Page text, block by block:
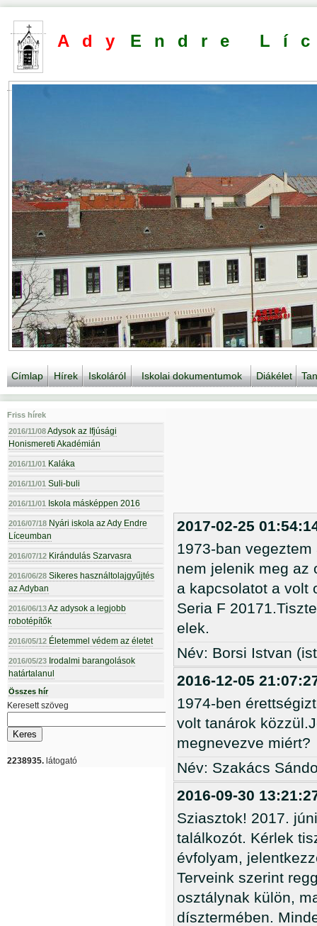
Ady Endre
Címlap Hírek Iskoláról Iskolai dokumentumok Diákélet
Friss hírek
2016/11/08Adysok az Ifjúsági
Honismereti Akadémián
2016/11/01 Kaláka
2016/11/01 Suli-buli
2016/11/01 Iskola másképpen 2016
2016/07/18 Nyári iskola az Ady Endre
Líceumban
2016/07/12 Kirándulás Szarvasra
2016/06/28 Sikeres használtolajgyűjtés
az Adyban
2016/06/13Az adysok a legjobb
robotépítők
2016/05/12 Életemmel védem az életet
2016/05/23 Irodalmi barangolások
határtalanul
Összes hír
Keresett szöveg
2238935. látogató
2017-02-25
1973-ban
nem jelenik meg az
a kapcsolatot a volt
Seria F
elek.
Név: Borsi Istvan
2016-12-05
1974-ben
volt tanárok
megnevezve miért?
Név: Szakács
2016-09-30
Sziasztok! 2017.
találkozót. Kérlek
évfolyam,
Terveink szerint
osztálynak külön,
dísztermében.